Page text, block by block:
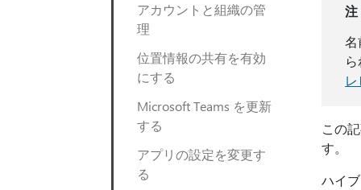
アカウントと組織の管
理
位置情報の共有を有効
にする
Microsoft Teams を更新
する
アプリの設定を変更す
る
注
名
この
す。
ハイ